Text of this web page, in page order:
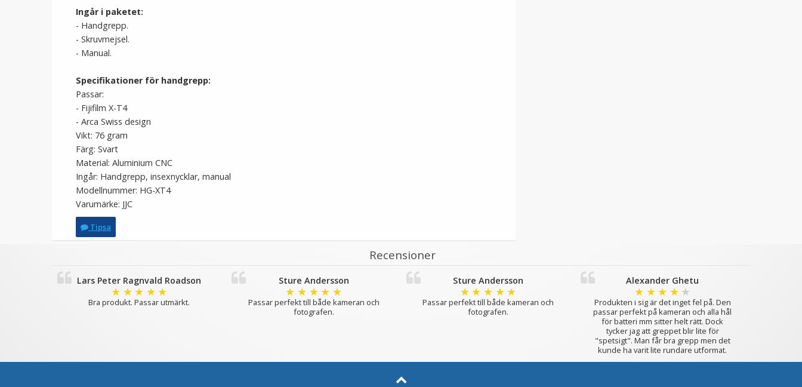
Ingår i paketet:
- Handgrepp.
- Skruvmejsel.
- Manual.
Specifikationer för handgrepp:
Passar:
- Fijifilm X-T4
- Arca Swiss design
Vikt: 76 gram
Färg: Svart
Material: Aluminium CNC
Ingår: Handgrepp, insexnycklar, manual
Modellnummer: HG-XT4
Varumärke: JJC
Tipsa
Recensioner
Lars Peter Ragnvald Roadson
★ ★ ★ ★ ★
Bra produkt. Passar utmärkt.
Sture Andersson
★ ★ ★ ★ ★
Passar perfekt till både kameran och
fotografen.
Sture Andersson
★ ★ ★ ★ ★
Passar perfekt till både kameran och
fotografen.
Alexander Ghetu
★ ★ ★ ★ ★
Produkten i sig är det inget fel på. Den
passar perfekt på kameran och alla hål
för batteri mm sitter helt rätt. Dock
tycker jag att greppet blir lite för
"spetsigt". Man får bra grepp men det
kunde ha varit lite rundare utformat.